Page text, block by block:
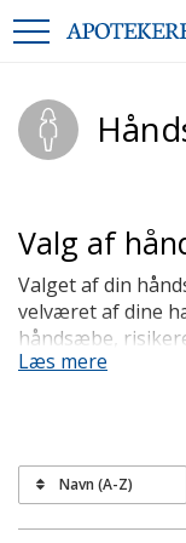
Valg af
Valget af din
velværet af dine
håndsæbe,
huden, hvilket
kompromis med
fugtbalance.
Uanset din
Læs mere
Navn (A-Z)